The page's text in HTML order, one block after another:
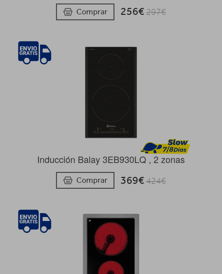
Comprar 256€297€
Inducción Balay 3EB930LQ , 2 zonas
Comprar 369€424€